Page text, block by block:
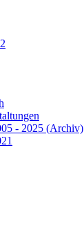
- 2025 (Archiv)